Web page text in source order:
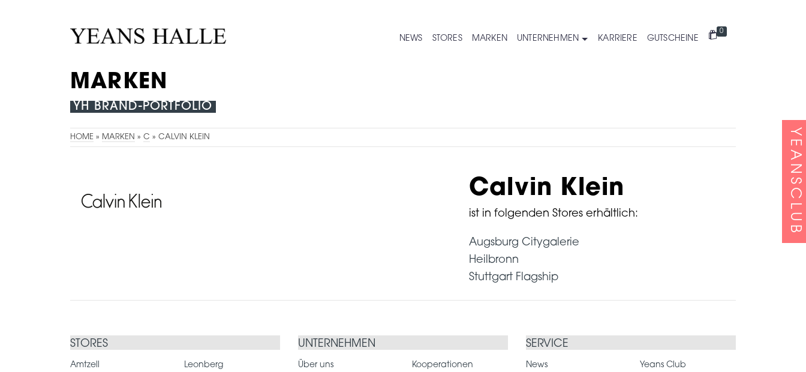
NEWS STORES MARKEN UNTERNEHMEN KARRIERE GUTSCHEINE
0
MARKEN
YH BRAND-PORTFOLIO
HOME » MARKEN » C » CALVIN KLEIN
Calvin Klein
ist in folgenden Stores erhältlich:
Augsburg Citygalerie
Heilbronn
Stuttgart Flagship
STORES
Amtzell
Leonberg
UNTERNEHMEN
Über uns
Kooperationen
SERVICE
News
Yeans Club
YEANSCLUB